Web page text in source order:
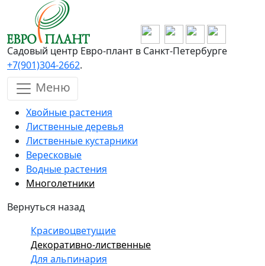
Перейти к основному содержанию
Садовый центр Евро-плант в Санкт-Петербурге
+7(901)304-2662.
Меню
Хвойные растения
Лиственные деревья
Лиственные кустарники
Вересковые
Водные растения
Многолетники
Вернуться назад
Красивоцветущие
Декоративно-лиственные
Для альпинария